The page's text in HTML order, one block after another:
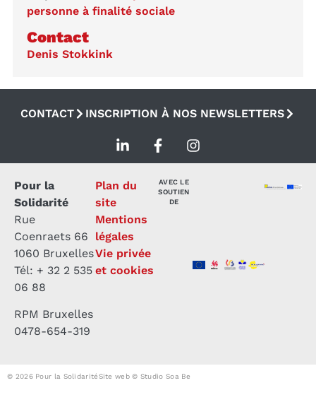
personne à finalité sociale
Contact
Denis Stokkink
CONTACT INSCRIPTION À NOS NEWSLETTERS
Pour la
Solidarité
Rue
Coenraets 66
1060 Bruxelles
Tél: + 32 2 535
06 88
RPM Bruxelles
0478-654-319
AVEC LE
SOUTIEN
DE
Plan du
site
Mentions
légales
Vie privée
et cookies
© 2026 Pour la SolidaritéSite web © Studio Soa Be